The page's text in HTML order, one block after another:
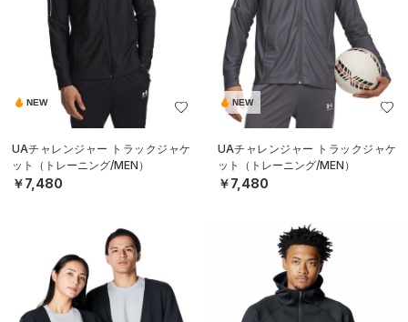
NEW
UAチャレンジャー トラックジャケ
ット（トレーニング/MEN）
￥7,480
NEW
UAチャレンジャー トラックジャケ
ット（トレーニング/MEN）
￥7,480